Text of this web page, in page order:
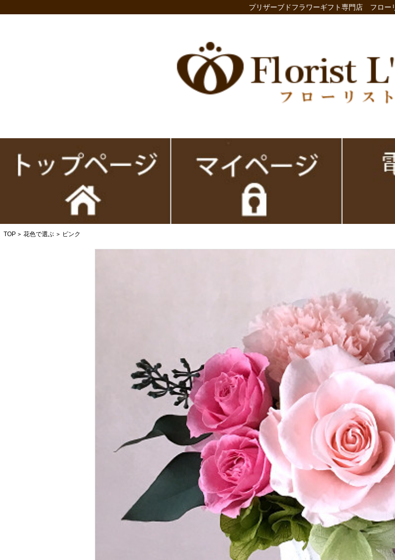
プリザーブドフラワーギフト専門店 フロー
TOP > 花色で選ぶ > ピンク